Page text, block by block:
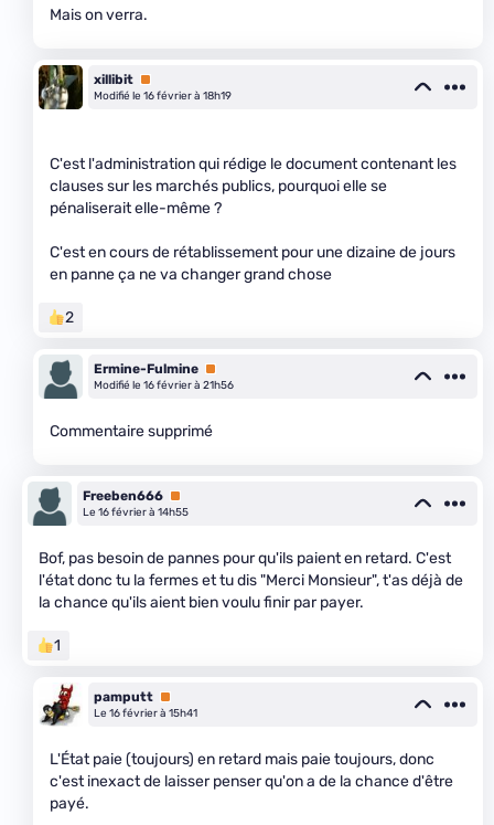
Mais on verra.
xillibit Premium
Modifié le 16 février à 18h19
C'est l'administration qui rédige le document contenant les
clauses sur les marchés publics, pourquoi elle se
pénaliserait elle-même ?
C'est en cours de rétablissement pour une dizaine de jours
en panne ça ne va changer grand chose
2
Ermine-Fulmine Premium
Modifié le 16 février à 21h56
Commentaire supprimé
Freeben666 Premium
Le 16 février à 14h55
Bof, pas besoin de pannes pour qu'ils paient en retard. C'est
l'état donc tu la fermes et tu dis "Merci Monsieur", t'as déjà de
la chance qu'ils aient bien voulu finir par payer.
1
pamputt Premium
Le 16 février à 15h41
L'État paie (toujours) en retard mais paie toujours, donc
c'est inexact de laisser penser qu'on a de la chance d'être
payé.